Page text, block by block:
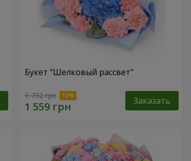
Букет "Шелковый рассвет"
1 732 грн Заказать